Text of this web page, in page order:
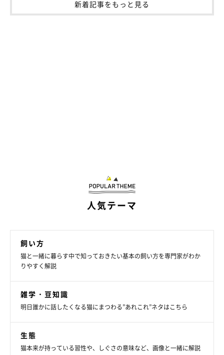
新着記事をもっと見る
人気テーマ
飼い方
猫と一緒に暮らす中で知っておきたい基本の飼い方を専門家がわか
りやすく解説
雑学・豆知識
明日誰かに話したくなる猫にまつわる”あれこれ”ネタはこちら
生態
猫本来が持っている習性や、しぐさの意味など、画像と一緒に解説